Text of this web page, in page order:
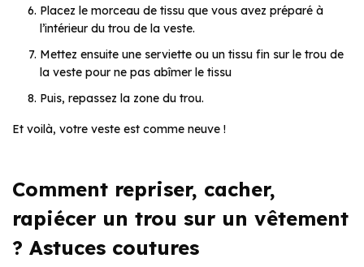
Placez le morceau de tissu que vous avez préparé à
l’intérieur du trou de la veste.
Mettez ensuite une serviette ou un tissu fin sur le trou de
la veste pour ne pas abîmer le tissu
Puis, repassez la zone du trou.
Et voilà, votre veste est comme neuve !
Comment repriser, cacher,
rapiécer un trou sur un vêtement
? Astuces coutures